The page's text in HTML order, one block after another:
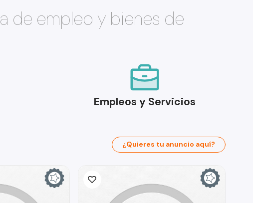
de empleo y bienes de
Empleos y Servicios
¿Quieres tu anuncio aquí?